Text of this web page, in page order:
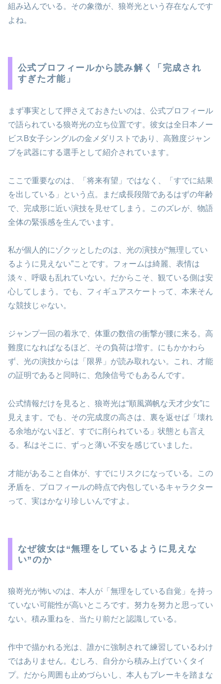
組み込んでいる。その象徴が、狼嵜光という存在なんです
よね。
公式プロフィールから読み解く「完成され
すぎた才能」
まず事実として押さえておきたいのは、公式プロフィール
で語られている狼嵜光の立ち位置です。彼女は全日本ノー
ビスB女子シングルの金メダリストであり、高難度ジャン
プを武器にする選手として紹介されています。
ここで重要なのは、「将来有望」ではなく、「すでに結果
を出している」という点。まだ成長段階であるはずの年齢
で、完成形に近い演技を見せてしまう。このズレが、物語
全体の緊張感を生んでいます。
私が個人的にゾクッとしたのは、光の演技が“無理してい
るように見えない”ことです。フォームは綺麗、表情は
淡々、呼吸も乱れていない。だからこそ、観ている側は安
心してしまう。でも、フィギュアスケートって、本来そん
な競技じゃない。
ジャンプ一回の着氷で、体重の数倍の衝撃が腰に来る。高
難度になればなるほど、その負荷は増す。にもかかわら
ず、光の演技からは「限界」が読み取れない。これ、才能
の証明であると同時に、危険信号でもあるんです。
公式情報だけを見ると、狼嵜光は“順風満帆な天才少女”に
見えます。でも、その完成度の高さは、裏を返せば「壊れ
る余地がないほど、すでに削られている」状態とも言え
る。私はそこに、ずっと薄い不安を感じていました。
才能があること自体が、すでにリスクになっている。この
矛盾を、プロフィールの時点で内包しているキャラクター
って、実はかなり珍しいんですよ。
なぜ彼女は“無理をしているように見えな
い”のか
狼嵜光が怖いのは、本人が「無理をしている自覚」を持っ
ていない可能性が高いところです。努力を努力と思ってい
ない。積み重ねを、当たり前だと認識している。
作中で描かれる光は、誰かに強制されて練習しているわけ
ではありません。むしろ、自分から積み上げていくタイ
プ。だから周囲も止めづらいし、本人もブレーキを踏まな